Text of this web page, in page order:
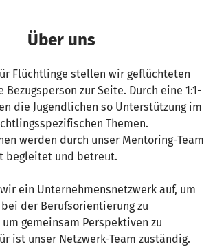
Über uns
Flüchtlinge stellen wir geflüchteten
Bezugsperson zur Seite. Durch eine 1:1-
die Jugendlichen so Unterstützung im
Themen.
werden durch unser Mentoring-Team
begleitet und betreut.
ein Unternehmensnetzwerk auf, um
der Berufsorientierung zu
gemeinsam Perspektiven zu
ist unser Netzwerk-Team zuständig.